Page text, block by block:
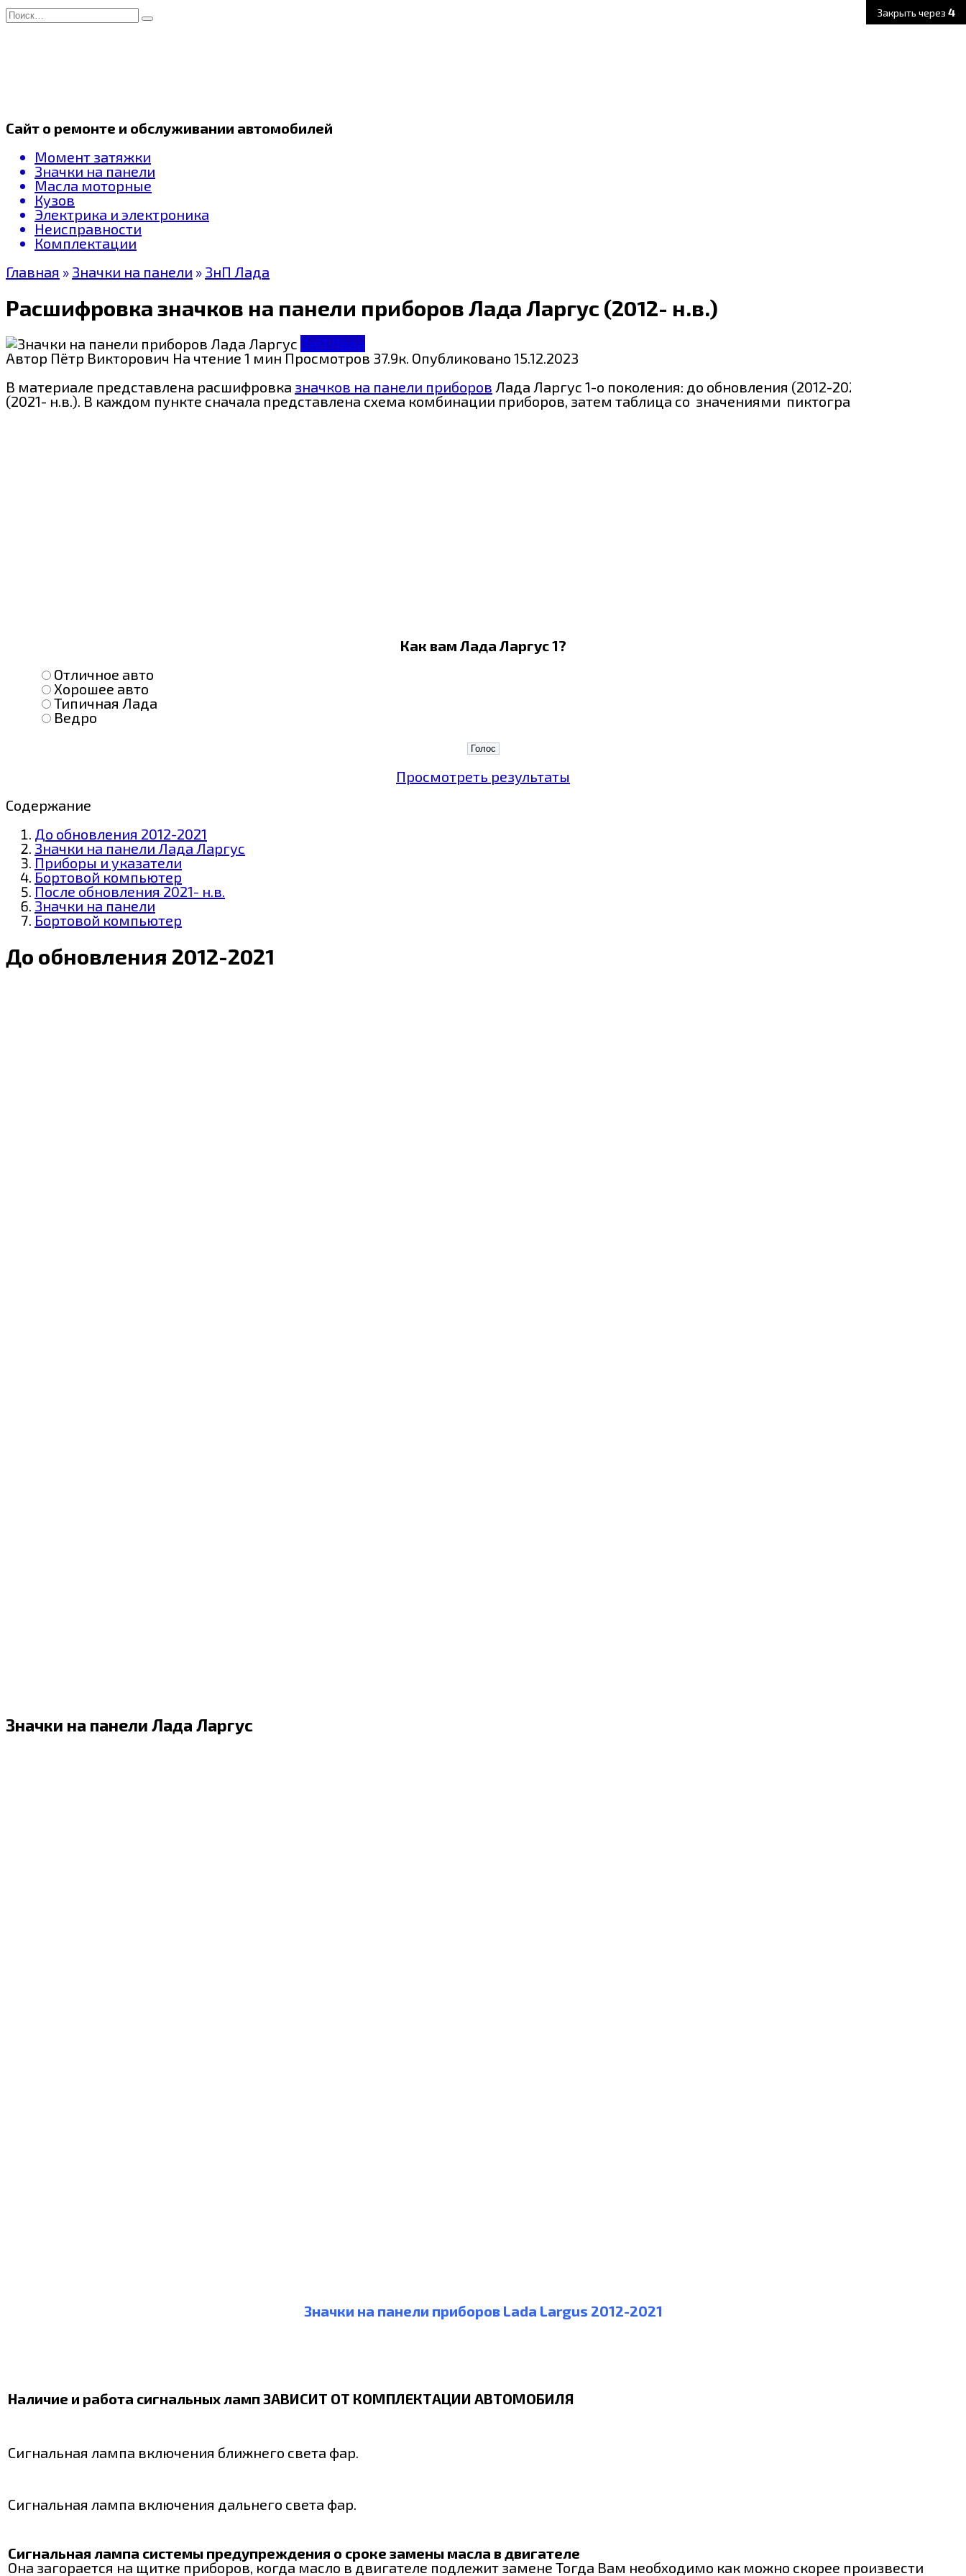
Закрыть через3
Перейти
к
Search
for:
Сайт о ремонте и обслуживании автомобилей
Момент затяжки
Значки на панели
Масла моторные
Кузов
Электрика и электроника
Неисправности
Комплектации
Главная » Значки на панели » ЗнП Лада
Расшифровка значков на панели приборов Лада Ларгус (2012- н.в.)
ЗнП Лада
Автор Пётр Викторович На чтение 1 мин Просмотров 37.9к. Опубликовано 15.12.2023
В материале представлена расшифровка значков на панели приборов Лада Ларгус 1-о поколения: до обновления (2012-2021) и после
(2021- н.в.). В каждом пункте сначала представлена схема комбинации приборов, затем таблица со значениями пиктограмм.
Как вам Лада Ларгус 1?
Отличное авто
Хорошее авто
Типичная Лада
Ведро
Просмотреть результаты
Содержание
До обновления 2012-2021
Значки на панели Лада Ларгус
Приборы и указатели
Бортовой компьютер
После обновления 2021- н.в.
Значки на панели
Бортовой компьютер
До обновления 2012-2021
Значки на панели Лада Ларгус
Значки на панели приборов Lada Largus 2012-2021
Наличие и работа сигнальных ламп ЗАВИСИТ ОТ КОМПЛЕКТАЦИИ АВТОМОБИЛЯ
Сигнальная лампа включения ближнего света фар.
Сигнальная лампа включения дальнего света фар.
Сигнальная лампа системы предупреждения о сроке замены масла в двигателе
Она загорается на щитке приборов, когда масло в двигателе подлежит замене Тогда Вам необходимо как можно скорее произвести